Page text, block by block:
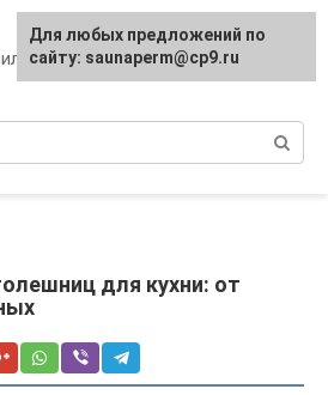
использовать
для кухни: от
Для любых предложений по
сайту: saunaperm@cp9.ru